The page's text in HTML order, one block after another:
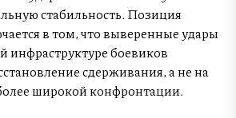
стабильность. Позиция
в том, что выверенные удары
инфраструктуре боевиков
сдерживания, а не на
широкой конфронтации.